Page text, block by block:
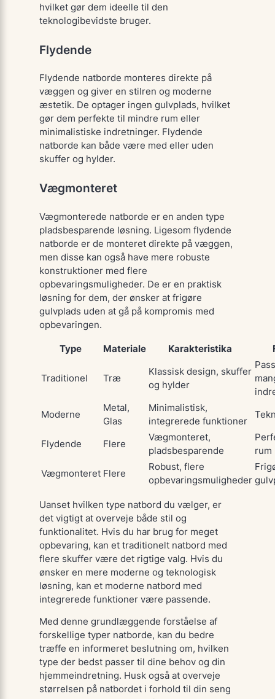
hvilket gør dem ideelle til den
teknologibevidste bruger.
Flydende
Flydende natborde monteres direkte på
væggen og giver en stilren og moderne
æstetik. De optager ingen gulvplads, hvilket
gør dem perfekte til mindre rum eller
minimalistiske indretninger. Flydende
natborde kan både være med eller uden
skuffer og hylder.
Vægmonteret
Vægmonterede natborde er en anden type
pladsbesparende løsning. Ligesom flydende
natborde er de monteret direkte på væggen,
men disse kan også have mere robuste
konstruktioner med flere
opbevaringsmuligheder. De er en praktisk
løsning for dem, der ønsker at frigøre
gulvplads uden at gå på kompromis med
opbevaringen.
Type Materiale Karakteristika
Traditionel Træ
Klassisk design, skuffer
og hylder
Moderne
Metal,
Glas
Minimalistisk,
integrerede funktioner
Flydende Flere
Vægmonteret,
pladsbesparende
rum
Vægmonteret Flere
Robust, flere
opbevaringsmuligheder
Uanset hvilken type natbord du vælger, er
det vigtigt at overveje både stil og
funktionalitet. Hvis du har brug for meget
opbevaring, kan et traditionelt natbord med
flere skuffer være det rigtige valg. Hvis du
ønsker en mere moderne og teknologisk
løsning, kan et moderne natbord med
integrerede funktioner være passende.
Med denne grundlæggende forståelse af
forskellige typer natborde, kan du bedre
træffe en informeret beslutning om, hvilken
type der bedst passer til dine behov og din
hjemmeindretning. Husk også at overveje
størrelsen på natbordet i forhold til din seng